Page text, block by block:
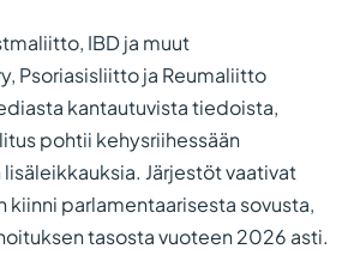
IBD ja muut
Psoriasisliitto ja Reumaliitto
kantautuvista tiedoista,
pohtii kehysriihessään
Järjestöt vaativat
kiinni parlamentaarisesta sovusta,
tasosta vuoteen 2026 asti.